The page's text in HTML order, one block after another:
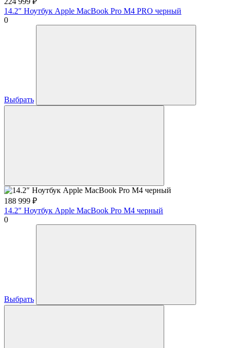
14.2″ Ноутбук Apple MacBook Pro M4 PRO черный
0
Выбрать
188 999 ₽
14.2″ Ноутбук Apple MacBook Pro M4 черный
0
Выбрать